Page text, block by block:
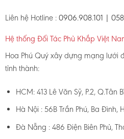
Liên hệ Hotline : 0906.908.101 |
Hệ thống Đối Tác Phủ Khắp Việt
Hoa Phú Quý xây dựng mạng lưới
tỉnh thành:
HCM: 413 Lê Văn Sỹ, P.2, Q.Tân
Hà Nội : 56B Trần Phú, Ba Đình,
Đà Nẵng : 486 Điện Biên Phủ,